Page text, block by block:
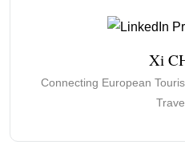
Xi
Connecting European